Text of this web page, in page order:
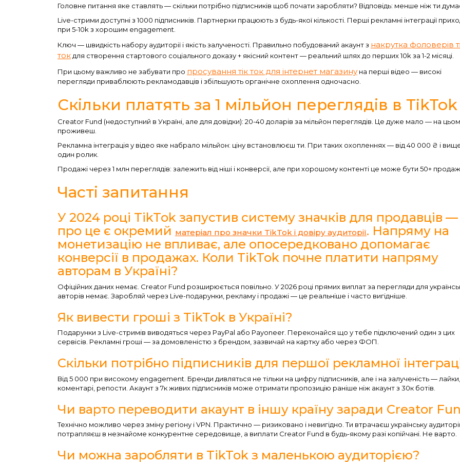
Головне питання яке ставлять — скільки потрібно підписників щоб почати заробляти? Відповідь: менше ніж ти
Live-стрими доступні з 1000 підписників. Партнерки працюють з будь-якої кількості. Перші рекламні інтеграції
при 5-10k з хорошим engagement.
Ключ — швидкість набору аудиторії і якість залученості. Правильно побудований акаунт з накрутка фоловерів
ток для створення стартового соціального доказу + якісний контент — реальний шлях до перших 10k за 1-2 місяці.
При цьому важливо не забувати про просування тік ток для інтернет магазину на перші відео — високі
перегляди приваблюють рекламодавців і збільшують органічне охоплення одночасно.
Скільки платять за 1 мільйон переглядів в TikTok
Creator Fund (недоступний в Україні, але для довідки): 20-40 доларів за мільйон переглядів. Це дуже мало — на
проживеш.
Рекламна інтеграція у відео яке набрало мільйон: ціну встановлюєш ти. При таких охопленнях — від 40 000 ₴ і
один ролик.
Продажі через 1 млн переглядів: залежить від ніші і конверсії, але при хорошому контенті це може бути 50+
Часті запитання
У 2024 році TikTok запустив систему значків для продавців —
про це є окремий матеріал про значки TikTok і довіру аудиторії. Напряму на
монетизацію не впливає, але опосередковано допомагає
конверсії в продажах. Коли TikTok почне платити напряму
авторам в Україні?
Офіційних даних немає. Creator Fund розширюється повільно. У 2026 році прямих виплат за перегляди для
авторів немає. Заробляй через Live-подарунки, рекламу і продажі — це реальніше і часто вигідніше.
Як вивести гроші з TikTok в Україні?
Подарунки з Live-стримів виводяться через PayPal або Payoneer. Переконайся що у тебе підключений один з цих
сервісів. Рекламні гроші — за домовленістю з брендом, зазвичай на картку або через ФОП.
Скільки потрібно підписників для першої рекламної
Від 5 000 при високому engagement. Бренди дивляться не тільки на цифру підписників, але і на залученість — лайки,
коментарі, репости. Акаунт з 7к живих підписників може отримати пропозицію раніше ніж акаунт з 30к ботів.
Чи варто переводити акаунт в іншу країну заради Creator
Технічно можливо через зміну регіону і VPN. Практично — ризиковано і невигідно. Ти втрачаєш українську
потрапляєш в незнайоме конкурентне середовище, а виплати Creator Fund в будь-якому разі копійчані. Не варто.
Чи можна заробляти в TikTok з маленькою аудиторією?